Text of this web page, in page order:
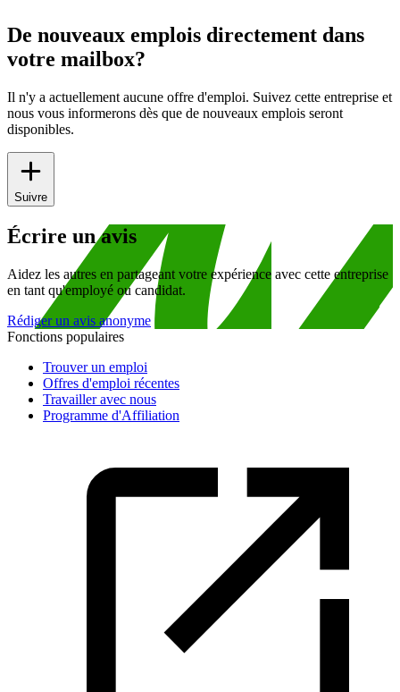
De nouveaux emplois directement dans
votre mailbox?
Il n'y a actuellement aucune offre d'emploi. Suivez cette entreprise et
nous vous informerons dès que de nouveaux emplois seront
disponibles.
Suivre
Écrire un avis
Aidez les autres en partageant votre expérience avec cette entreprise
en tant qu'employé ou candidat.
Rédiger un avis anonyme
Fonctions populaires
Trouver un emploi
Offres d'emploi récentes
Travailler avec nous
Programme d'Affiliation